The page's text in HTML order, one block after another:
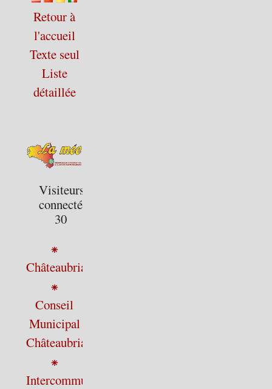
Retour à
l'accueil
Texte seul
Liste
détaillée
Visiteurs
connectés :
30
⁕
Châteaubriant
⁕
Conseil
Municipal
Châteaubriant
⁕
Intercommunalité